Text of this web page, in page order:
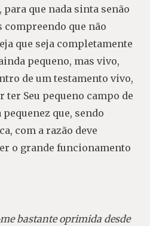
que nada sinta senão
compreendo que não
que seja completamente
pequeno, mas vivo,
de um testamento vivo,
ter Seu pequeno campo de
que, sendo
com a razão deve
o grande funcionamento
bastante oprimida desde